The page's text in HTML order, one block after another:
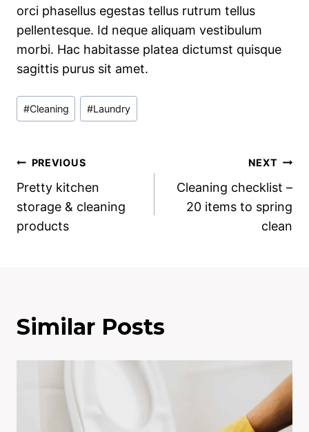
orci phasellus egestas tellus rutrum tellus
pellentesque. Id neque aliquam vestibulum
morbi. Hac habitasse platea dictumst quisque
sagittis purus sit amet.
Post
Tags:
#Cleaning #Laundry
Post
navigation
PREVIOUS
Pretty kitchen
storage & cleaning
products
NEXT
Cleaning checklist –
20 items to spring
clean
Similar Posts